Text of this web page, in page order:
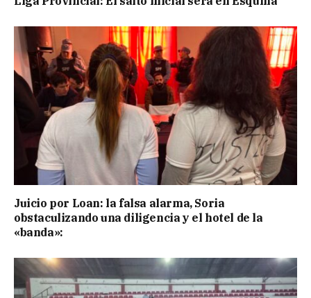
Juicio por Loan: la falsa alarma, Soria
obstaculizando una diligencia y el hotel de la
«banda»: